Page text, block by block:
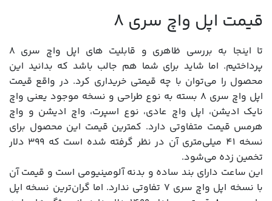
قیمت اپل واچ سری 8
تا اینجا به بررسی ظاهری و قابلیت های اپل واچ سری 8
پرداختیم. اما شاید برای شما هم جالب باشد که بدانید این
محصول را می‌توان با چه قیمتی خریداری کرد. در واقع قیمت
اپل واچ سری 8 بسته به نوع طراحی و نسخه موجود یعنی واچ
نایک ادیشن، اپل واچ عادی، نوع اسپرت، واچ ادیشن و واچ
هرمس قیمت متفاوتی دارد. کمترین قیمت این محصول برای
نسخه 41 میلی‌متری آن در نظر گرفته شده است که 399 دلار
تخمین زده می‌شود.
این ساعت دارای بند ساده و بدنه آلومینیومی است و قیمت آن
با نسخه اپل واچ سری 7 تفاوتی ندارد. اما گران‌ترین نسخه اپل